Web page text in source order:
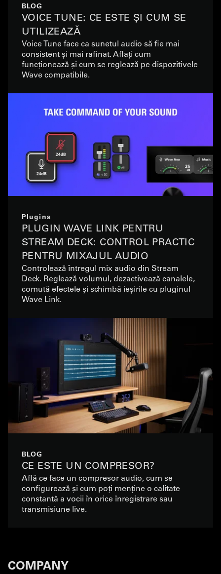
BLOG
VOICE TUNE: CE ESTE ȘI CUM SE
UTILIZEAZĂ
Voice Tune face ca sunetul audio să fie mai
consistent și mai rafinat. Aflați cum
funcționează și cum se reglează pe dispozitivele
Wave compatibile.
Plugins
PLUGIN WAVE LINK PENTRU
STREAM DECK: CONTROL PRACTIC
PENTRU MIXAJUL AUDIO
Controlează întregul mix audio din Stream
Deck. Reglează volumul, dezactivează canalele,
comută efectele și schimbă ieșirile cu pluginul
Wave Link.
BLOG
CE ESTE UN COMPRESOR?
Află ce face un compresor audio, cum se
configurează și cum poți menține o calitate
constantă a vocii în orice înregistrare sau
transmisiune live.
COMPANY